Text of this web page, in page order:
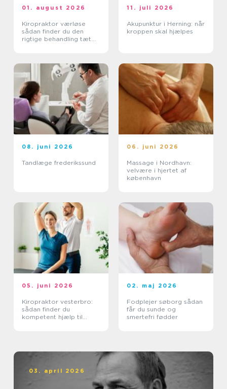
01. august 2026
Kiropraktor værløse
sådan finder du den
rigtige behandling tæt
11. juli 2026
Akupunktur i Herning: når
kroppen skal hjælpes
08. juni 2026
Tandlæge frederikssund
06. juni 2026
Massage i Nordhavn:
velvære i hjertet af
københavn
05. juni 2026
Kiropraktor vesterbro:
sådan finder du
kompetent hjælp til
02. maj 2026
Fodplejer søborg sådan
får du sunde og
smertefri fødder
03. april 2026